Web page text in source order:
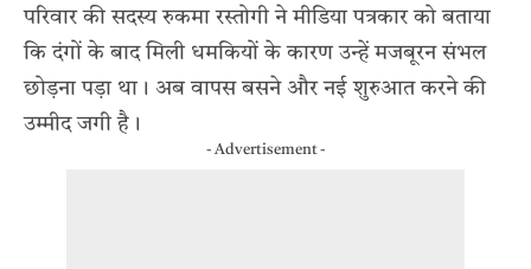
परिवार की सदस्य रुकमा रस्तोगी ने मीडिया पत्रकार को बताया
कि दंगों के बाद मिली धमकियों के कारण उन्हें मजबूरन संभल
छोड़ना पड़ा था। अब वापस बसने और नई शुरुआत करने की
उम्मीद जगी है।
- Advertisement -